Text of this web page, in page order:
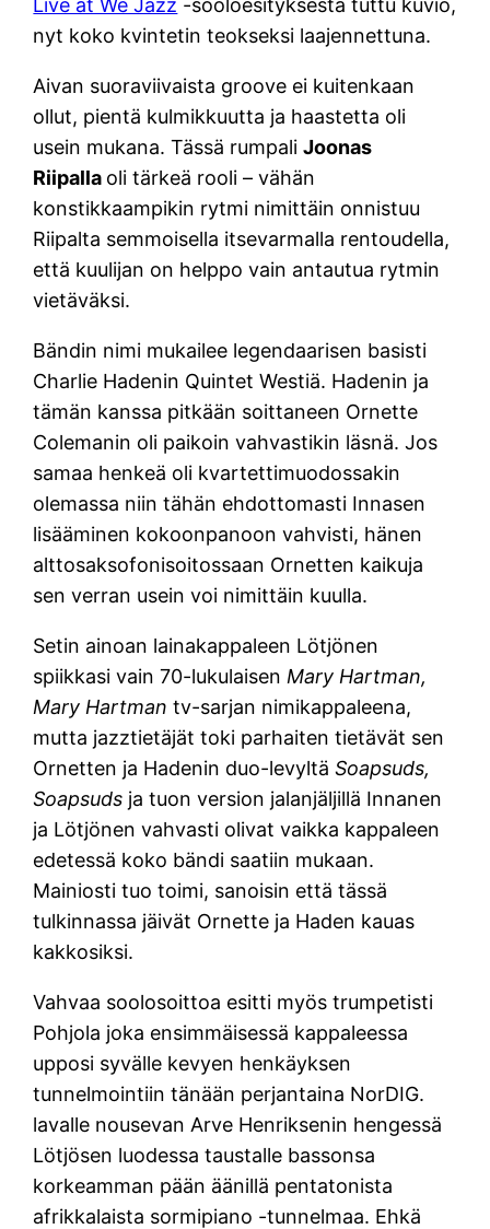
nyt koko kvintetin teokseksi laajennettuna.
Aivan suoraviivaista groove ei kuitenkaan
ollut, pientä kulmikkuutta ja haastetta oli
usein mukana. Tässä rumpaliJoonas
Riipalla oli tärkeä rooli – vähän
konstikkaampikin rytmi nimittäin onnistuu
Riipalta semmoisella itsevarmalla rentoudella,
että kuulijan on helppo vain antautua rytmin
vietäväksi.
Bändin nimi mukailee legendaarisen basisti
Charlie Hadenin Quintet Westiä. Hadenin ja
tämän kanssa pitkään soittaneen Ornette
Colemanin oli paikoin vahvastikin läsnä. Jos
samaa henkeä oli kvartettimuodossakin
olemassa niin tähän ehdottomasti Innasen
lisääminen kokoonpanoon vahvisti, hänen
alttosaksofonisoitossaan Ornetten kaikuja
sen verran usein voi nimittäin kuulla.
Setin ainoan lainakappaleen Lötjönen
spiikkasi vain 70-lukulaisen Mary Hartman,
Mary Hartmantv-sarjan nimikappaleena,
mutta jazztietäjät toki parhaiten tietävät sen
Ornetten ja Hadenin duo-levyltäSoapsuds,
Soapsuds ja tuon version jalanjäljillä Innanen
ja Lötjönen vahvasti olivat vaikka kappaleen
edetessä koko bändi saatiin mukaan.
Mainiosti tuo toimi, sanoisin että tässä
tulkinnassa jäivät Ornette ja Haden kauas
kakkosiksi.
Vahvaa soolosoittoa esitti myös trumpetisti
Pohjola joka ensimmäisessä kappaleessa
upposi syvälle kevyen henkäyksen
tunnelmointiin tänään perjantaina NorDIG.
lavalle nousevan Arve Henriksenin hengessä
Lötjösen luodessa taustalle bassonsa
korkeamman pään äänillä pentatonista
afrikkalaista sormipiano -tunnelmaa. Ehkä